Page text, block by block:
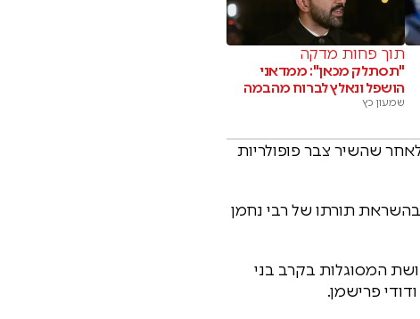
תוך פחות מדקה
"תסתלק מכאן": ממדאני
הושפל ונאלץ לברוח מהבמה
שמעון כץ
שהשיר צבר פופולריות
תורתו של רבי נחמן
המסוגלות בקרב בני
פרישמן.